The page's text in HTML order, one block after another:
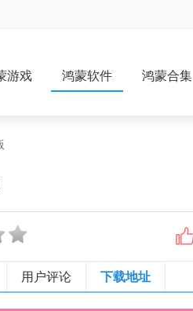
游戏 鸿蒙软件 鸿蒙合集
用户评论 下载地址